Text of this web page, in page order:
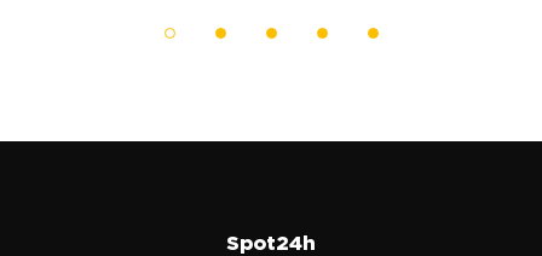
Spot24h